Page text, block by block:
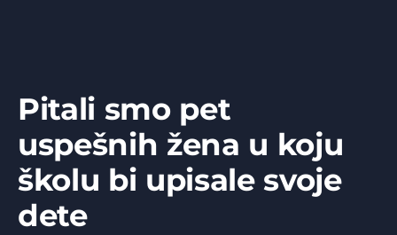
Pitali smo pet
uspešnih žena u koju
školu bi upisale svoje
dete